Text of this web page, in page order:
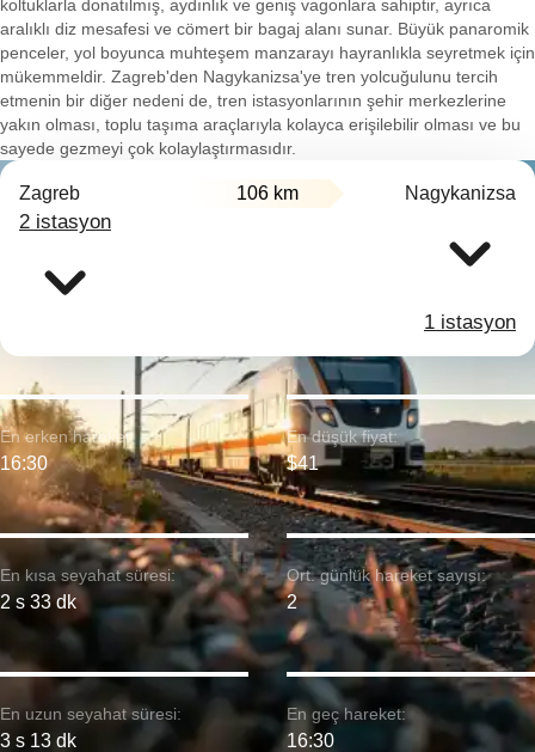
koltuklarla donatılmış, aydınlık ve geniş vagonlara sahiptir, ayrıca
aralıklı diz mesafesi ve cömert bir bagaj alanı sunar. Büyük panaromik
penceler, yol boyunca muhteşem manzarayı hayranlıkla seyretmek için
mükemmeldir. Zagreb'den Nagykanizsa'ye tren yolcuğulunu tercih
etmenin bir diğer nedeni de, tren istasyonlarının şehir merkezlerine
yakın olması, toplu taşıma araçlarıyla kolayca erişilebilir olması ve bu
sayede gezmeyi çok kolaylaştırmasıdır.
Zagreb 106 km Nagykanizsa
2 istasyon
1 istasyon
En kısa seyahat süresi:
2 s 33 dk
En erken hareket:
16:30
En uzun seyahat süresi:
3 s 13 dk
En düşük fiyat:
$41
Ort. günlük hareket sayısı:
2
En geç hareket:
16:30